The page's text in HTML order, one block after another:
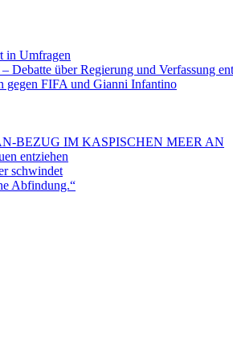
in Umfragen
über Regierung und Verfassung
gegen FIFA und Gianni Infantino
BEZUG IM KASPISCHEN MEER AN
entziehen
schwindet
Abfindung.“